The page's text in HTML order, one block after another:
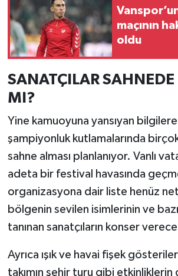
maçının
oldu
SANATÇILAR
MI?
Yine kamuoyuna yansıyan
şampiyonluk kutlamalarında birçok
sahne alması planlanıyor. Vanlı
adeta bir festival havasında
organizasyona dair liste henüz
bölgenin sevilen isimlerinin ve
tanınan sanatçıların konser
Ayrıca ışık ve havai fişek
takımın şehir turu gibi